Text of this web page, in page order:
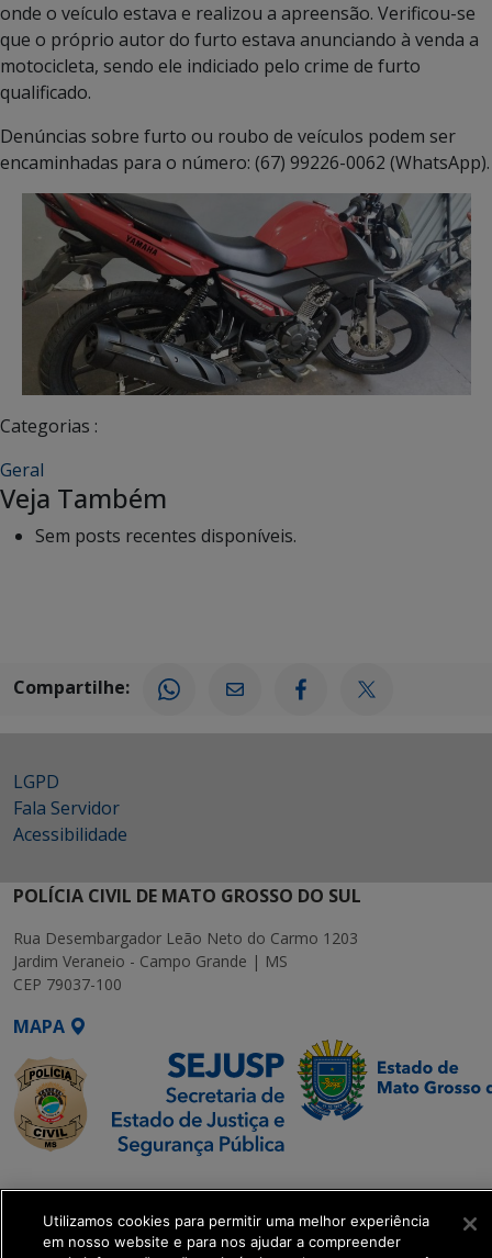
onde o veículo estava e realizou a apreensão. Verificou-se
que o próprio autor do furto estava anunciando à venda a
motocicleta, sendo ele indiciado pelo crime de furto
qualificado.
Denúncias sobre furto ou roubo de veículos podem ser
encaminhadas para o número: (67) 99226-0062 (WhatsApp).
Categorias :
Geral
Veja Também
Sem posts recentes disponíveis.
Compartilhe:
LGPD
Fala Servidor
Acessibilidade
POLÍCIA CIVIL DE MATO GROSSO DO SUL
Rua Desembargador Leão Neto do Carmo 1203
Jardim Veraneio - Campo Grande | MS
CEP 79037-100
MAPA
SETDIG | Secretaria-
Executiva de
Transformação Digital
Utilizamos cookies para permitir uma melhor experiência
em nosso website e para nos ajudar a compreender